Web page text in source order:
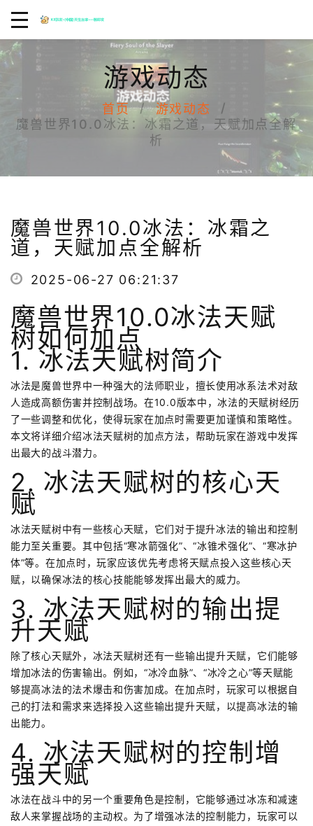
游戏动态
首页
游戏动态
魔兽世界10.0冰法：冰霜之道，天赋加点全解
析
魔兽世界10.0冰法：冰霜之
道，天赋加点全解析
2025-06-27 06:21:37
魔兽世界10.0冰法天赋
树如何加点
1. 冰法天赋树简介
冰法是魔兽世界中一种强大的法师职业，擅长使用冰系法术对敌
人造成高额伤害并控制战场。在10.0版本中，冰法的天赋树经历
了一些调整和优化，使得玩家在加点时需要更加谨慎和策略性。
本文将详细介绍冰法天赋树的加点方法，帮助玩家在游戏中发挥
出最大的战斗潜力。
2. 冰法天赋树的核心天
赋
冰法天赋树中有一些核心天赋，它们对于提升冰法的输出和控制
能力至关重要。其中包括“寒冰箭强化”、“冰锥术强化”、“寒冰护
体”等。在加点时，玩家应该优先考虑将天赋点投入这些核心天
赋，以确保冰法的核心技能能够发挥出最大的威力。
3. 冰法天赋树的输出提
升天赋
除了核心天赋外，冰法天赋树还有一些输出提升天赋，它们能够
增加冰法的伤害输出。例如，“冰冷血脉”、“冰冷之心”等天赋能
够提高冰法的法术爆击和伤害加成。在加点时，玩家可以根据自
己的打法和需求来选择投入这些输出提升天赋，以提高冰法的输
出能力。
4. 冰法天赋树的控制增
强天赋
冰法在战斗中的另一个重要角色是控制，它能够通过冰冻和减速
敌人来掌握战场的主动权。为了增强冰法的控制能力，玩家可以